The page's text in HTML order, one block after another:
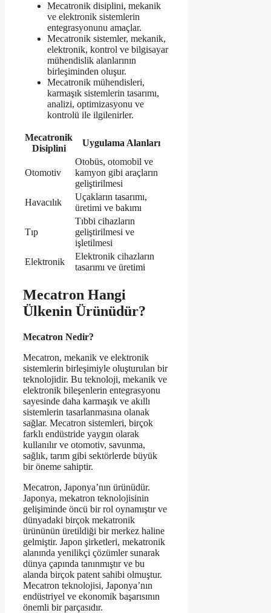
Mecatronik disiplini, mekanik
ve elektronik sistemlerin
entegrasyonunu amaçlar.
Mecatronik sistemler, mekanik,
elektronik, kontrol ve bilgisayar
mühendislik alanlarının
birleşiminden oluşur.
Mecatronik mühendisleri,
karmaşık sistemlerin tasarımı,
analizi, optimizasyonu ve
kontrolü ile ilgilenirler.
Mecatronik
Disiplini
Uygulama Alanları
Otomotiv
Otobüs, otomobil ve
kamyon gibi araçların
geliştirilmesi
Havacılık
Uçakların tasarımı,
üretimi ve bakımı
Tıp
Tıbbi cihazların
geliştirilmesi ve
işletilmesi
Elektronik
Elektronik cihazların
tasarımı ve üretimi
Mecatron Hangi
Ülkenin Ürünüdür?
Mecatron Nedir?
Mecatron, mekanik ve elektronik
sistemlerin birleşimiyle oluşturulan bir
teknolojidir. Bu teknoloji, mekanik ve
elektronik bileşenlerin entegrasyonu
sayesinde daha karmaşık ve akıllı
sistemlerin tasarlanmasına olanak
sağlar. Mecatron sistemleri, birçok
farklı endüstride yaygın olarak
kullanılır ve otomotiv, savunma,
sağlık, tarım gibi sektörlerde büyük
bir öneme sahiptir.
Mecatron, Japonya’nın ürünüdür.
Japonya, mekatron teknolojisinin
gelişiminde öncü bir rol oynamıştır ve
dünyadaki birçok mekatronik
ürününün üretildiği bir merkez haline
gelmiştir. Japon şirketleri, mekatronik
alanında yenilikçi çözümler sunarak
dünya çapında tanınmıştır ve bu
alanda birçok patent sahibi olmuştur.
Mecatron teknolojisi, Japonya’nın
endüstriyel ve ekonomik başarısının
önemli bir parçasıdır.